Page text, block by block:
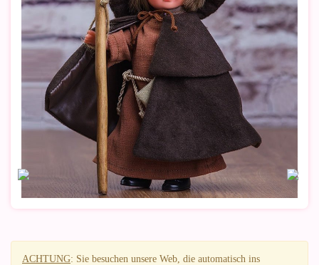
ACHTUNG: Sie besuchen unsere Web, die automatisch ins